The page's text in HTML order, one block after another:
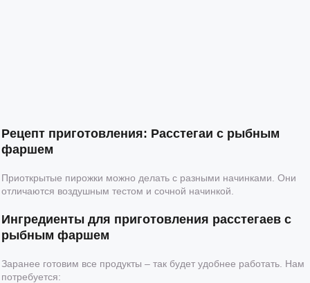
Рецепт приготовления: Расстегаи с рыбным
фаршем
Приоткрытые пирожки можно делать с разными начинками. Они
отличаются воздушным тестом и сочной начинкой.
Ингредиенты для приготовления расстегаев с
рыбным фаршем
Заранее готовим все продукты – так будет удобнее работать. Нам
потребуется: